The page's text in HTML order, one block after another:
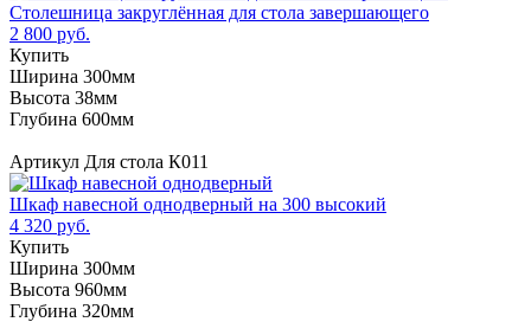
Столешница закруглённая для стола завершающего
2 800 руб.
Купить
Ширина 300мм
Высота 38мм
Глубина 600мм
Артикул Для стола К011
Шкаф навесной однодверный на 300 высокий
4 320 руб.
Купить
Ширина 300мм
Высота 960мм
Глубина 320мм